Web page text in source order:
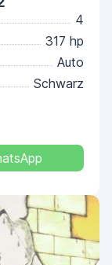
4
317 hp
Auto
Schwarz